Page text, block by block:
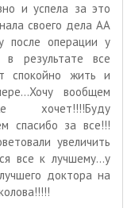
и успела за это
своего дела АА
после операции у
в результате все
спокойно жить и
вообщем
хочет!!!!Буду
спасибо за все!!!
увеличить
все к лучшему...у
доктора на